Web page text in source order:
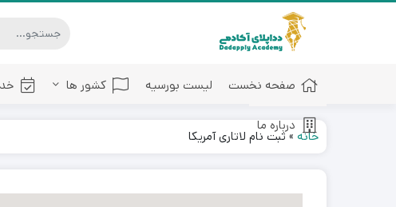
صفحه نخست لیست بورسیه کشور ها
درباره ما
خانه »ثبت نام لاتاری آمریکا